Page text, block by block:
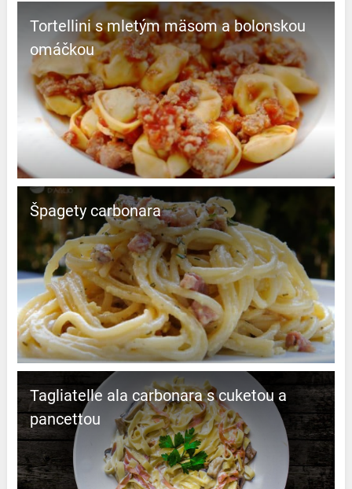
Tortellini s mletým mäsom a bolonskou
omáčkou
Špagety carbonara
Tagliatelle ala carbonara s cuketou a
pancettou